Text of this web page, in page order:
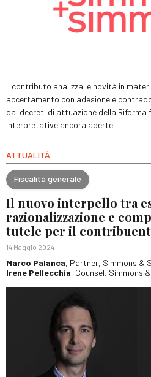
Il contributo analizza le novità in
accertamento con adesione e
dai decreti di attuazione della Riforma
interpretative ancora aperte.
ATTUALITÀ
Fiscalità generale
Il nuovo interpello tra
razionalizzazione e
tutele per il
14 Maggio 2024
Marco Palanca, Partner, Simmons &
Irene Pellecchia, Counsel, Simmons